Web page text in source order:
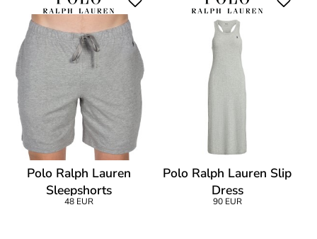
Polo Ralph Lauren
Sleepshorts
48 EUR
Polo Ralph Lauren Slip
Dress
90 EUR